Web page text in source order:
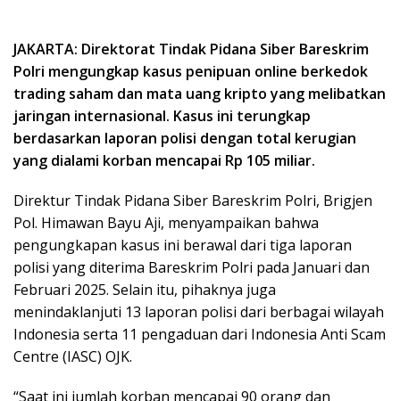
JAKARTA: Direktorat Tindak Pidana Siber Bareskrim
Polri mengungkap kasus penipuan online berkedok
trading saham dan mata uang kripto yang melibatkan
jaringan internasional. Kasus ini terungkap
berdasarkan laporan polisi dengan total kerugian
yang dialami korban mencapai Rp 105 miliar.
Direktur Tindak Pidana Siber Bareskrim Polri, Brigjen
Pol. Himawan Bayu Aji, menyampaikan bahwa
pengungkapan kasus ini berawal dari tiga laporan
polisi yang diterima Bareskrim Polri pada Januari dan
Februari 2025. Selain itu, pihaknya juga
menindaklanjuti 13 laporan polisi dari berbagai wilayah
Indonesia serta 11 pengaduan dari Indonesia Anti Scam
Centre (IASC) OJK.
“Saat ini jumlah korban mencapai 90 orang dan